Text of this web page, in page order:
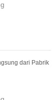
dari Pabrik